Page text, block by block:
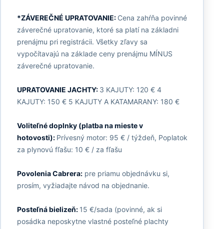
*ZÁVEREČNÉ UPRATOVANIE: Cena zahŕňa povinné
záverečné upratovanie, ktoré sa platí na základni
prenájmu pri registrácii. Všetky zľavy sa
vypočítavajú na základe ceny prenájmu MÍNUS
záverečné upratovanie.
UPRATOVANIE JACHTY: 3 KAJUTY: 120 € 4
KAJUTY: 150 € 5 KAJUTY A KATAMARANY: 180 €
Voliteľné doplnky (platba na mieste v
hotovosti): Prívesný motor: 95 € / týždeň, Poplatok
za plynovú fľašu: 10 € / za fľašu
Povolenia Cabrera:pre priamu objednávku si,
prosím, vyžiadajte návod na objednanie.
Posteľná bielizeň: 15 €/sada (povinné, ak si
posádka neposkytne vlastné posteľné plachty